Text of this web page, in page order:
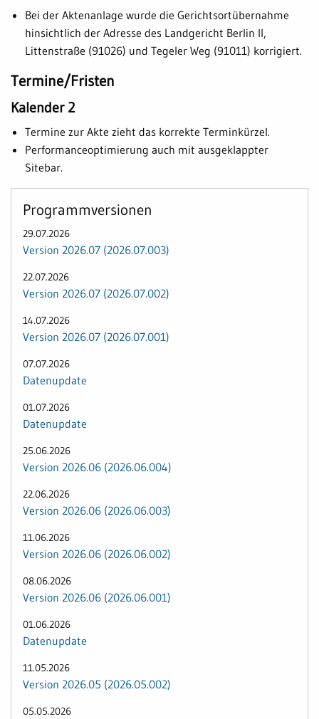
Bei der Aktenanlage wurde die Gerichtsortübernahme
hinsichtlich der Adresse des Landgericht Berlin II,
Littenstraße (91026) und Tegeler Weg (91011) korrigiert.
Termine/Fristen
Kalender 2
Termine zur Akte zieht das korrekte Terminkürzel.
Performanceoptimierung auch mit ausgeklappter
Sitebar.
Programmversionen
29.07.2026
Version 2026.07 (2026.07.003)
22.07.2026
Version 2026.07 (2026.07.002)
14.07.2026
Version 2026.07 (2026.07.001)
07.07.2026
Datenupdate
01.07.2026
Datenupdate
25.06.2026
Version 2026.06 (2026.06.004)
22.06.2026
Version 2026.06 (2026.06.003)
11.06.2026
Version 2026.06 (2026.06.002)
08.06.2026
Version 2026.06 (2026.06.001)
01.06.2026
Datenupdate
11.05.2026
Version 2026.05 (2026.05.002)
05.05.2026